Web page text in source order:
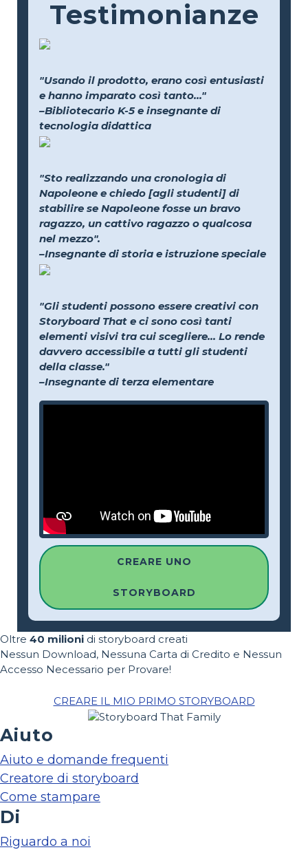
Testimonianze
"Usando il prodotto, erano così entusiasti
e hanno imparato così tanto..."
–Bibliotecario K-5 e insegnante di
tecnologia didattica
"Sto realizzando una cronologia di
Napoleone e chiedo [agli studenti] di
stabilire se Napoleone fosse un bravo
ragazzo, un cattivo ragazzo o qualcosa
nel mezzo".
–Insegnante di storia e istruzione speciale
"Gli studenti possono essere creativi con
Storyboard That e ci sono così tanti
elementi visivi tra cui scegliere... Lo rende
davvero accessibile a tutti gli studenti
della classe."
–Insegnante di terza elementare
CREARE UNO
STORYBOARD
Oltre 40 milioni di storyboard creati
Nessun Download, Nessuna Carta di Credito e Nessun
Accesso Necessario per Provare!
CREARE IL MIO PRIMO STORYBOARD
Aiuto
Aiuto e domande frequenti
Creatore di storyboard
Come stampare
Di
Riguardo a noi